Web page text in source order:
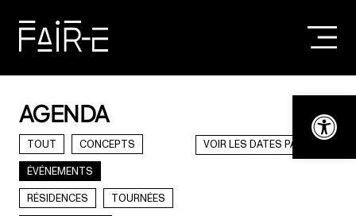
Ouvrir la
content
AGENDA
TOUT
CONCEPTS
ÉVÉNEMENTS
RÉSIDENCES
TOURNÉES
VOIR LES DATES PASSÉES